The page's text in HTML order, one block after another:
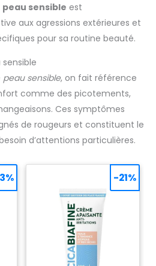
peau sensible est
aux agressions extérieures et
pour sa routine beauté.
peau sensible, on fait référence
comme des picotements,
Ces symptômes
de rougeurs et constituent le
d’attentions particulières.
-21%